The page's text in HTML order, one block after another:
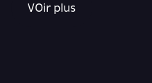
VOir plus